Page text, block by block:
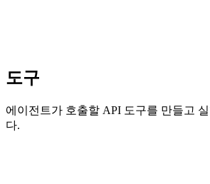
도구
에이전트가 호출할 API 도구를 만들고
다.